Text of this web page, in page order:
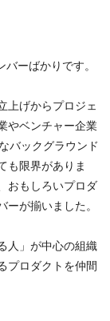
ーばかりです。
上げからプロジェ
やベンチャー企業
バックグラウンド
も限界がありま
おもしろいプロダ
が揃いました。
人」が中心の組織
プロダクトを仲間